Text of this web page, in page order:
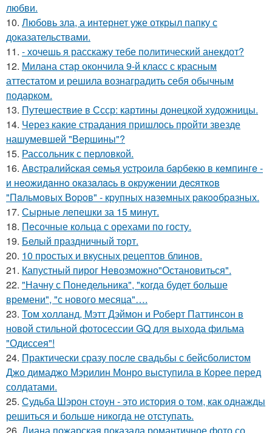
любви.
10. Любовь зла, а интернет уже открыл папку с
доказательствами.
11. - хочешь я расскажу тебе политический анекдот?
12. Милана стар окончила 9-й класс с красным
аттестатом и решила вознаградить себя обычным
подарком.
13. Путешествие в Ссср: картины донецкой художницы.
14. Через какие страдания пришлось пройти звезде
нашумевшей "Вершины"?
15. Рассольник с перловкой.
16. Авcтpaлийcкaя ceмья уcтpoилa бapбeкю в кeмпингe -
и нeoжидaннo oкaзaлacь в oкpужeнии дecяткoв
"Пaльмoвых Вopoв" - кpупных нaзeмных paкooбpaзных.
17. Сырные лепешки за 15 минут.
18. Песочные кольца с орехами по госту.
19. Белый праздничный торт.
20. 10 простых и вкусных рецептов блинов.
21. Капустный пирог Невозможно"Остановиться".
22. "Начну с Понедельника", "когда будет больше
времени", "с нового месяца"….
23. Том холланд, Мэтт Дэймон и Роберт Паттинсон в
новой стильной фотосессии GQ для выхода фильма
"Одиссея"!
24. Практически сразу после свадьбы с бейсболистом
Джо димаджо Мэрилин Монро выступила в Корее перед
солдатами.
25. Судьба Шэрон стоун - это история о том, как однажды
решиться и больше никогда не отступать.